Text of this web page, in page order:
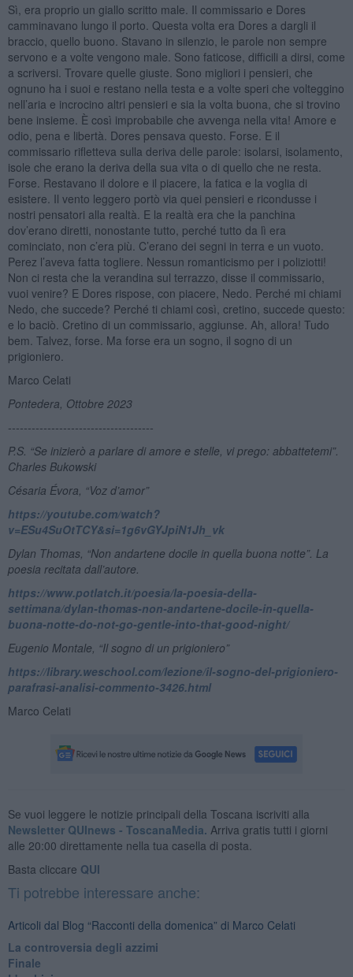
Sì, era proprio un giallo scritto male. Il commissario e Dores
camminavano lungo il porto. Questa volta era Dores a dargli il
braccio, quello buono. Stavano in silenzio, le parole non sempre
servono e a volte vengono male. Sono faticose, difficili a dirsi, come
a scriversi. Trovare quelle giuste. Sono migliori i pensieri, che
ognuno ha i suoi e restano nella testa e a volte speri che volteggino
nell’aria e incrocino altri pensieri e sia la volta buona, che si trovino
bene insieme. È così improbabile che avvenga nella vita! Amore e
odio, pena e libertà. Dores pensava questo. Forse. E il
commissario rifletteva sulla deriva delle parole: isolarsi, isolamento,
isole che erano la deriva della sua vita o di quello che ne resta.
Forse. Restavano il dolore e il piacere, la fatica e la voglia di
esistere. Il vento leggero portò via quei pensieri e ricondusse i
nostri pensatori alla realtà. E la realtà era che la panchina
dov’erano diretti, nonostante tutto, perché tutto da lì era
cominciato, non c’era più. C’erano dei segni in terra e un vuoto.
Perez l’aveva fatta togliere. Nessun romanticismo per i poliziotti!
Non ci resta che la verandina sul terrazzo, disse il commissario,
vuoi venire? E Dores rispose, con piacere, Nedo. Perché mi chiami
Nedo, che succede? Perché ti chiami così, cretino, succede questo:
e lo baciò. Cretino di un commissario, aggiunse. Ah, allora! Tudo
bem. Talvez, forse. Ma forse era un sogno, il sogno di un
prigioniero.
Marco Celati
Pontedera, Ottobre 2023
-------------------------------------
P.S. “Se inizierò a parlare di amore e stelle, vi prego: abbattetemi”.
Charles Bukowski
Césaria Évora, “Voz d’amor”
https://youtube.com/watch?
v=ESu4SuOtTCY&si=1g6vGYJpiN1Jh_vk
Dylan Thomas, “Non andartene docile in quella buona notte”. La
poesia recitata dall’autore.
https://www.potlatch.it/poesia/la-poesia-della-
settimana/dylan-thomas-non-andartene-docile-in-quella-
buona-notte-do-not-go-gentle-into-that-good-night/
Eugenio Montale, “Il sogno di un prigioniero”
https://library.weschool.com/lezione/il-sogno-del-prigioniero-
parafrasi-analisi-commento-3426.html
Marco Celati
Se vuoi leggere le notizie principali della Toscana iscriviti alla
Newsletter QUInews - ToscanaMedia. Arriva gratis tutti i giorni
alle 20:00 direttamente nella tua casella di posta.
Basta cliccare QUI
Ti potrebbe interessare anche:
Articoli dal Blog “Racconti della domenica” di Marco Celati
La controversia degli azzimi
Finale